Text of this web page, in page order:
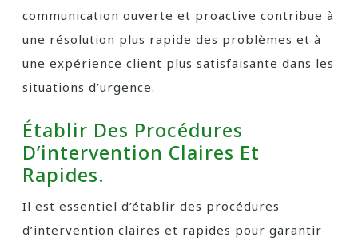
communication ouverte et proactive contribue à
une résolution plus rapide des problèmes et à
une expérience client plus satisfaisante dans les
situations d’urgence.
Établir Des Procédures
D’intervention Claires Et
Rapides.
Il est essentiel d’établir des procédures
d’intervention claires et rapides pour garantir